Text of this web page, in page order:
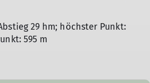
29 hm; höchster Punkt:
595 m